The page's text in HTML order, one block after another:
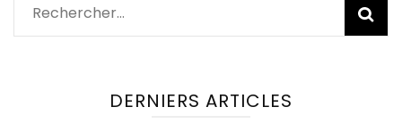
Rechercher :
DERNIERS ARTICLES